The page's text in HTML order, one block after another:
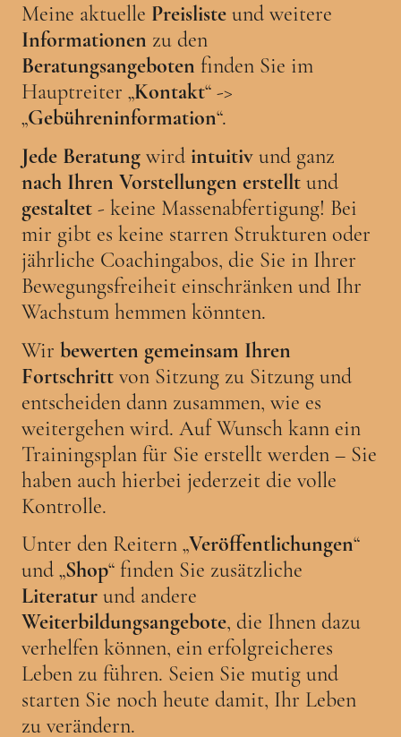
Meine aktuelle Preisliste und weitere
Informationen zu den
Beratungsangeboten finden Sie im
Hauptreiter „Kontakt“ ->
„Gebühreninformation“.
Jede Beratung wird intuitiv und ganz
nach Ihren Vorstellungen erstellt und
gestaltet - keine Massenabfertigung! Bei
mir gibt es keine starren Strukturen oder
jährliche Coachingabos, die Sie in Ihrer
Bewegungsfreiheit einschränken und Ihr
Wachstum hemmen könnten.
Wir bewerten gemeinsam Ihren
Fortschritt von Sitzung zu Sitzung und
entscheiden dann zusammen, wie es
weitergehen wird. Auf Wunsch kann ein
Trainingsplan für Sie erstellt werden – Sie
haben auch hierbei jederzeit die volle
Kontrolle.
Unter den Reitern „Veröffentlichungen“
und „Shop“ finden Sie zusätzliche
Literatur und andere
Weiterbildungsangebote, die Ihnen dazu
verhelfen können, ein erfolgreicheres
Leben zu führen. Seien Sie mutig und
starten Sie noch heute damit, Ihr Leben
zu verändern.